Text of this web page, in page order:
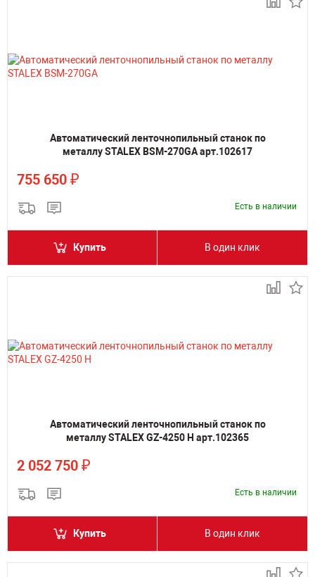
Автоматический ленточнопильный станок по
металлу STALEX BSM-270GА арт.102617
755 650 ₽
Есть в наличии
Купить В один клик
Автоматический ленточнопильный станок по
металлу STALEX GZ-4250 H арт.102365
2 052 750 ₽
Есть в наличии
Купить В один клик